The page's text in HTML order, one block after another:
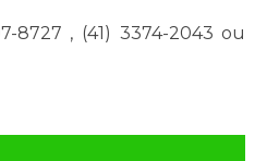
8727 , (41) 3374-2043 ou